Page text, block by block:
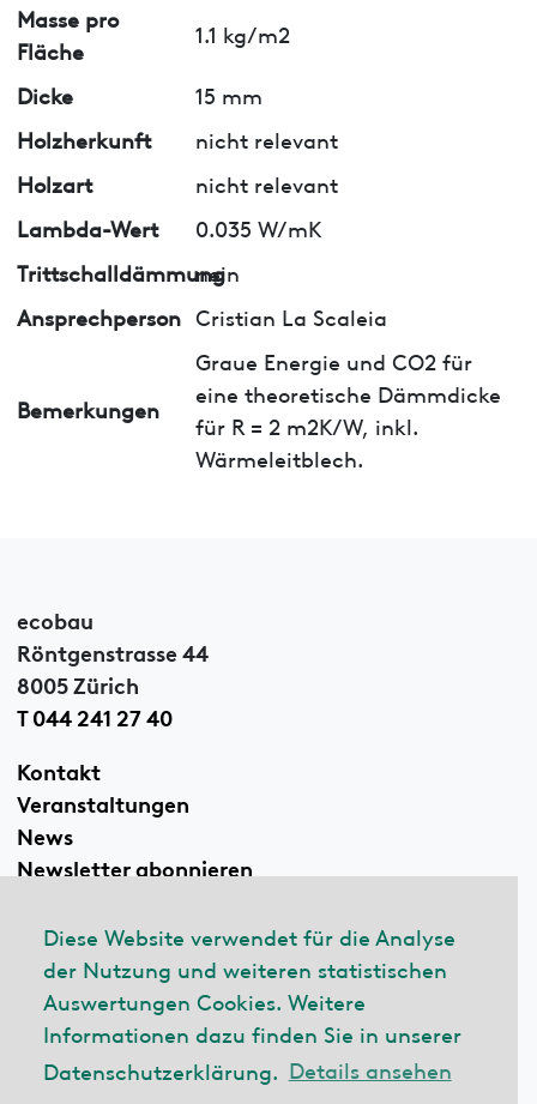
Diese Website verwendet für die Analyse
der Nutzung und weiteren statistischen
Auswertungen Cookies. Weitere
Informationen dazu finden Sie in unserer
Datenschutzerklärung. Details ansehen
Masse pro
Fläche
1.1 kg/m2
Dicke
15 mm
Holzherkunft
nicht relevant
Holzart
nicht relevant
Lambda-Wert
0.035 W/mK
Trittschalldämmung
nein
Ansprechperson Cristian La Scaleia
Bemerkungen
Graue Energie und CO2 für
eine theoretische Dämmdicke
für R = 2 m2K/W, inkl.
Wärmeleitblech.
ecobau
Röntgenstrasse 44
8005 Zürich
T 044 241 27 40
Kontakt
Veranstaltungen
News
Newsletter abonnieren
Linkedin
© 2026 ecobau